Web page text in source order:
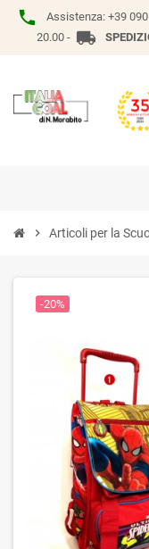
phone Assistenza: +39
20.00 - local_shipping
chevron_right Articoli per la
-20%